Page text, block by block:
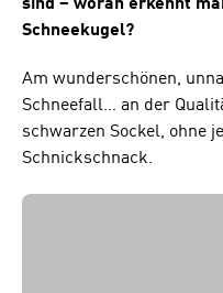
sind – woran erkennt
Schneekugel?
Am wunderschönen,
Schneefall… an der
schwarzen Sockel, ohne
Schnickschnack.